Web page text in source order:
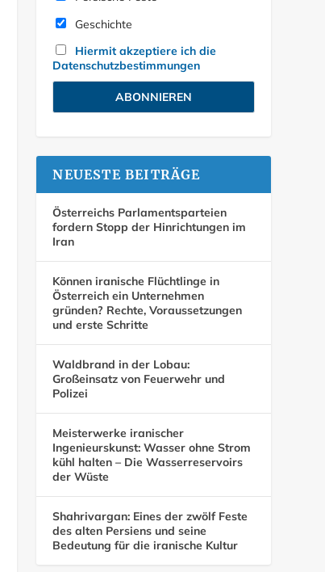
Geschichte
Hiermit akzeptiere ich die
Datenschutzbestimmungen
NEUESTE BEITRÄGE
Österreichs Parlamentsparteien
fordern Stopp der Hinrichtungen im
Iran
Können iranische Flüchtlinge in
Österreich ein Unternehmen
gründen? Rechte, Voraussetzungen
und erste Schritte
Waldbrand in der Lobau:
Großeinsatz von Feuerwehr und
Polizei
Meisterwerke iranischer
Ingenieurskunst: Wasser ohne Strom
kühl halten – Die Wasserreservoirs
der Wüste
Shahrivargan: Eines der zwölf Feste
des alten Persiens und seine
Bedeutung für die iranische Kultur